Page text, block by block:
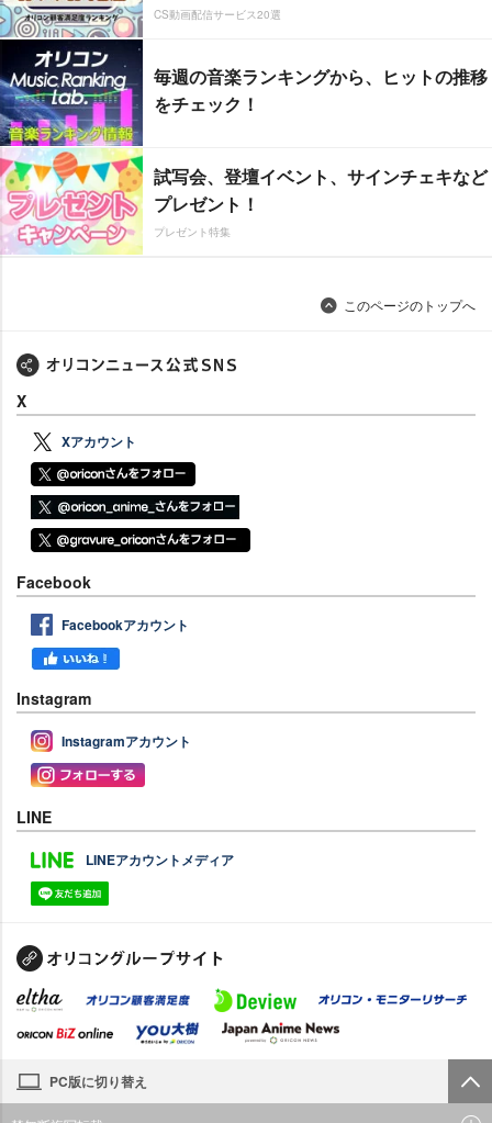
CS動画配信サービス20選
毎週の音楽ランキングから、ヒットの推移
をチェック！
試写会、登壇イベント、サインチェキなど
プレゼント！
プレゼント特集
このページのトップへ
X
Xアカウント
Facebook
Facebookアカウント
Instagram
Instagramアカウント
LINE
LINEアカウントメディア
PC版に切り替え